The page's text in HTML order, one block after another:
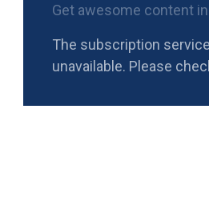
Get awesome content
The subscription
unavailable. Please